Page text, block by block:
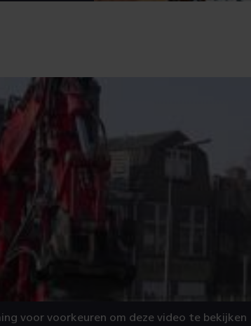
voor voorkeuren om deze video te bekijken